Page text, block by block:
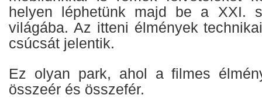
helyen léphetünk majd be a XXI.
világába. Az itteni élmények
csúcsát jelentik.
Ez olyan park, ahol a filmes
összeér és összefér.